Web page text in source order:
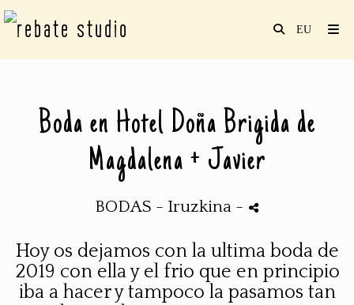
Boda en Hotel Doña Brigida de
Magdalena + Javier
BODAS - Iruzkina -
Hoy os dejamos con la ultima boda de
2019 con ella y el frio que en principio
iba a hacer y tampoco la pasamos tan